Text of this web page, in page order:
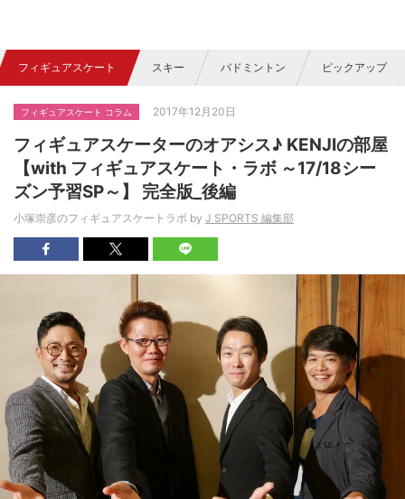
フィギュアスケート スキー バドミントン ピックアップ
フィギュアスケート コラム 2017年12月20日
フィギュアスケーターのオアシス♪ KENJIの部屋
【with フィギュアスケート・ラボ ～17/18シー
ズン予習SP～】 完全版_後編
小塚崇彦のフィギュアスケートラボ by J SPORTS 編集部